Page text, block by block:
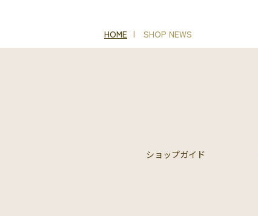
HOME SHOP NEWS
ショップガイド